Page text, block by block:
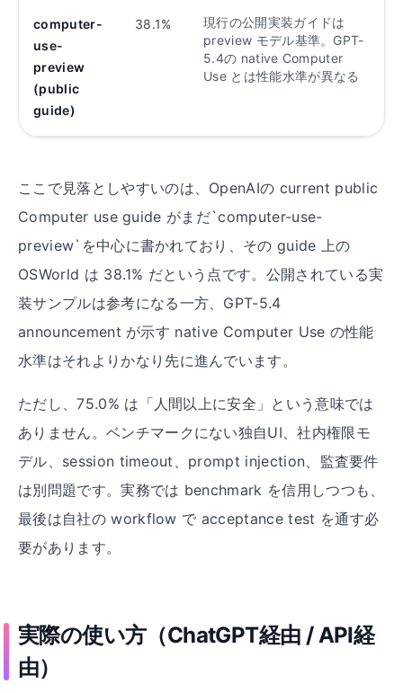
computer-
use-
preview
(public
guide)
38.1%
現行の公開実装ガイドは
preview モデル基準。GPT-
5.4の native Computer
Use とは性能水準が異なる
ここで見落としやすいのは、OpenAIの current public
Computer use guide がまだ`computer-use-
preview` を中心に書かれており、その guide 上の
OSWorld は 38.1% だという点です。公開されている実
装サンプルは参考になる一方、GPT-5.4
announcement が示す native Computer Use の性能
水準はそれよりかなり先に進んでいます。
ただし、75.0% は「人間以上に安全」という意味では
ありません。ベンチマークにない独自UI、社内権限モ
デル、session timeout、prompt injection、監査要件
は別問題です。実務では benchmark を信用しつつも、
最後は自社の workflow で acceptance test を通す必
要があります。
実際の使い方（ChatGPT経由 /API経
由）